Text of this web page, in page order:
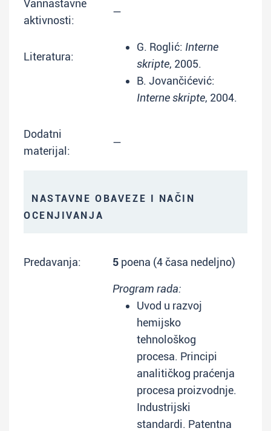
Vannastavne
aktivnosti:
—
Literatura:
G. Roglić: Interne
skripte, 2005.
B. Jovančićević:
Interne skripte, 2004.
Dodatni
materijal:
—
NASTAVNE OBAVEZE I NAČIN
OCENJIVANJA
Predavanja: 5 poena (4 časa nedeljno)
Program rada:
Uvod u razvoj
hemijsko
tehnološkog
procesa. Principi
analitičkog praćenja
procesa proizvodnje.
Industrijski
standardi. Patentna